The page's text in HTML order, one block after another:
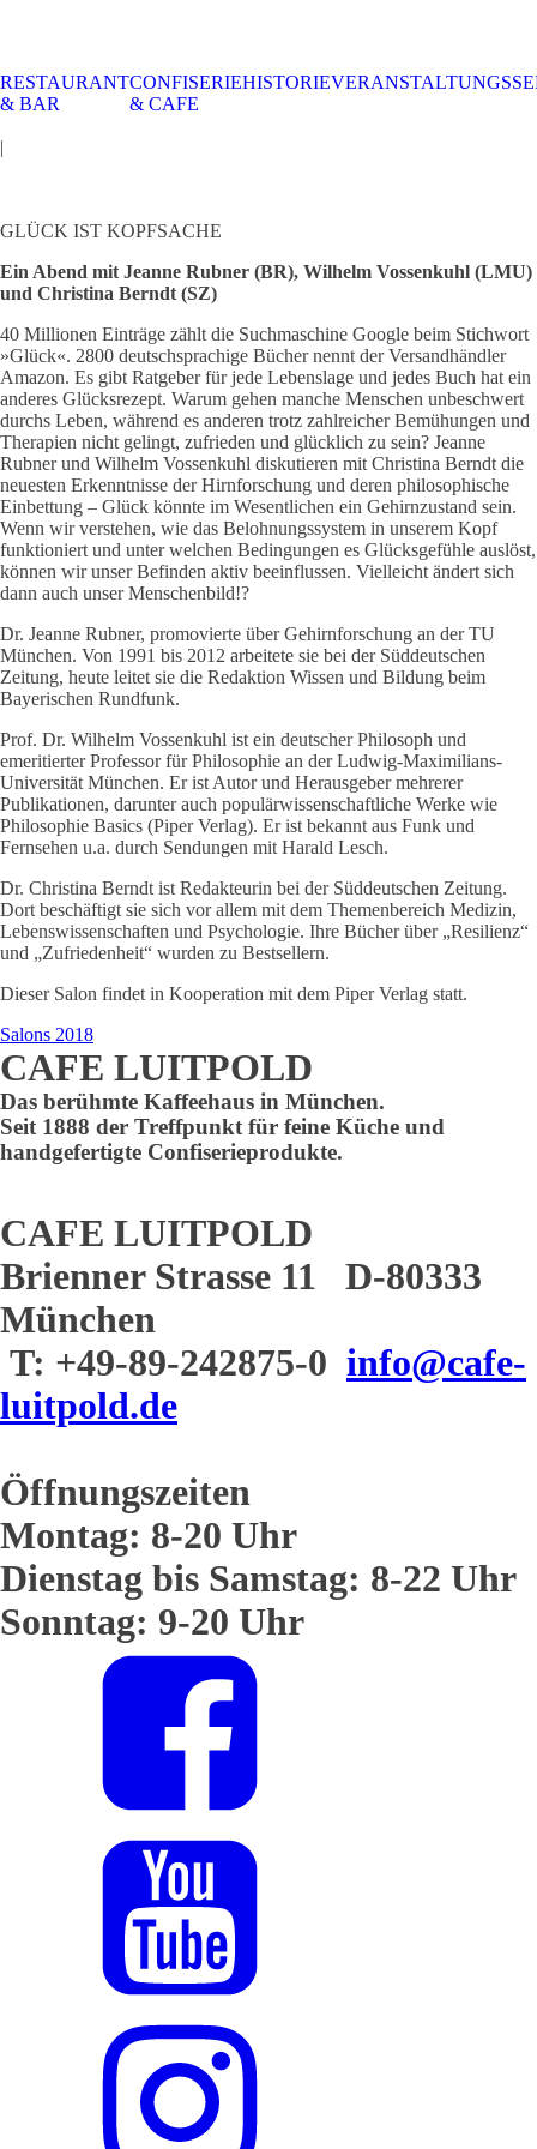
CAFE &
RESTAURANT
TISCHRESERVIERUNGKARRIERE
TISCHRESERVIERUNGKARRIERE
RESTAURANT
& BAR
CONFISERIE
& CAFE
HISTORIE
|
GLÜCK IST KOPFSACHE
Ein Abend mit Jeanne Rubner (BR), Wilhelm Vossenkuhl (LMU)
und Christina Berndt (SZ)
40 Millionen Einträge zählt die Suchmaschine Google beim Stichwort
»Glück«. 2800 deutschsprachige Bücher nennt der Versandhändler
Amazon. Es gibt Ratgeber für jede Lebenslage und jedes Buch hat ein
anderes Glücksrezept. Warum gehen manche Menschen unbeschwert
durchs Leben, während es anderen trotz zahlreicher Bemühungen und
Therapien nicht gelingt, zufrieden und glücklich zu sein? Jeanne
Rubner und Wilhelm Vossenkuhl diskutieren mit Christina Berndt die
neuesten Erkenntnisse der Hirnforschung und deren philosophische
Einbettung – Glück könnte im Wesentlichen ein Gehirnzustand sein.
Wenn wir verstehen, wie das Belohnungssystem in unserem Kopf
funktioniert und unter welchen Bedingungen es Glücksgefühle auslöst,
können wir unser Befinden aktiv beeinflussen. Vielleicht ändert sich
dann auch unser Menschenbild!?
Dr. Jeanne Rubner, promovierte über Gehirnforschung an der TU
München. Von 1991 bis 2012 arbeitete sie bei der Süddeutschen
Zeitung, heute leitet sie die Redaktion Wissen und Bildung beim
Bayerischen Rundfunk.
Prof. Dr. Wilhelm Vossenkuhl ist ein deutscher Philosoph und
emeritierter Professor für Philosophie an der Ludwig-Maximilians-
Universität München. Er ist Autor und Herausgeber mehrerer
Publikationen, darunter auch populärwissenschaftliche Werke wie
Philosophie Basics (Piper Verlag). Er ist bekannt aus Funk und
Fernsehen u.a. durch Sendungen mit Harald Lesch.
Dr. Christina Berndt ist Redakteurin bei der Süddeutschen Zeitung.
Dort beschäftigt sie sich vor allem mit dem Themenbereich Medizin,
Lebenswissenschaften und Psychologie. Ihre Bücher über „Resilienz“
und „Zufriedenheit“ wurden zu Bestsellern.
Dieser Salon findet in Kooperation mit dem Piper Verlag statt.
Salons 2018
CAFE LUITPOLD
Das berühmte Kaffeehaus in München.
Seit 1888 der Treffpunkt für feine Küche und
handgefertigte Confiserieprodukte.
CAFE LUITPOLD
Brienner Strasse 11 D-80333
München
T: +49-89-242875-0 info@cafe-
luitpold.de
Öffnungszeiten
Montag: 8-20 Uhr
Dienstag bis Samstag: 8-22 Uhr
Sonntag: 9-20 Uhr